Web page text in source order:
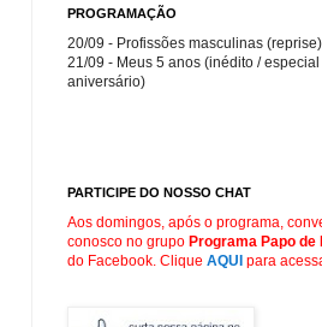
PROGRAMAÇÃO
20/09 - Profissões masculinas (reprise)
21/09 - Meus 5 anos (inédito / especial
aniversário)
PARTICIPE DO NOSSO CHAT
Aos domingos, após o programa,
conosco no grupo Programa Papo de
do Facebook . Clique AQUI para